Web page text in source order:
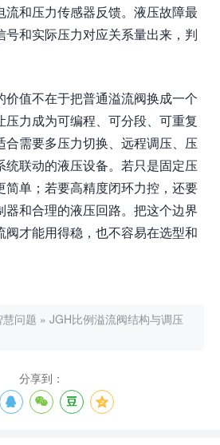
流和压力传感器反馈。液压故障最
号和实际压力对应关系量出来，判
价值不在于把普通溢流阀换成一个
力成为可编程、可分段、可重复
合需要多压力切换、远程调压、压
统联动的液压设备。若只是固定压
简单；若要高精度闭环力控，还要
器和合理的液压回路。把这个边界
阀才能用得稳，也不容易在选型和
慧问题 » JGH比例溢流阀结构与调压
分享到：